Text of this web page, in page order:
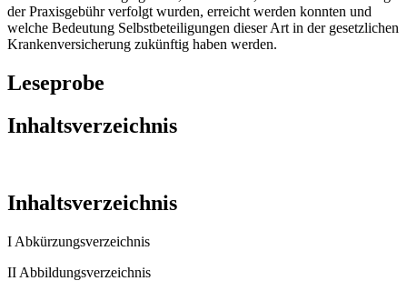
der Praxisgebühr verfolgt wurden, erreicht werden konnten und
welche Bedeutung Selbstbeteiligungen dieser Art in der gesetzlichen
Krankenversicherung zukünftig haben werden.
Leseprobe
Inhaltsverzeichnis
Inhaltsverzeichnis
I Abkürzungsverzeichnis
II Abbildungsverzeichnis